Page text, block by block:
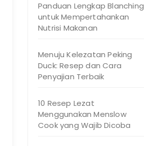
Panduan Lengkap Blanching
untuk Mempertahankan
Nutrisi Makanan
Menuju Kelezatan Peking
Duck: Resep dan Cara
Penyajian Terbaik
10 Resep Lezat
Menggunakan Menslow
Cook yang Wajib Dicoba